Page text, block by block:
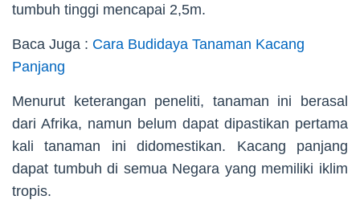
tumbuh tinggi mencapai 2,5m.
Baca Juga : Cara Budidaya Tanaman Kacang
Panjang
Menurut keterangan peneliti, tanaman ini berasal
dari Afrika, namun belum dapat dipastikan pertama
kali tanaman ini didomestikan. Kacang panjang
dapat tumbuh di semua Negara yang memiliki iklim
tropis.